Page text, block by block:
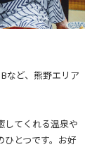
など、熊野エリア
してくれる温泉や
とつです。お好